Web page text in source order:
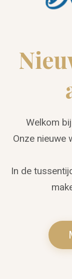
Welkom
Onze nieuwe
In de